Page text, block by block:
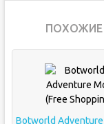
ПОХОЖИЕ